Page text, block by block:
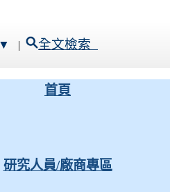
| 全文檢索
首頁
研究人員/廠商專區